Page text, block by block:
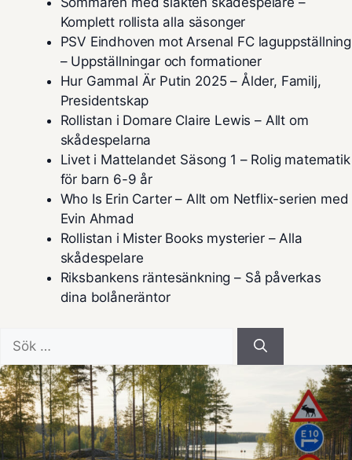
Komplett rollista alla säsonger
PSV Eindhoven mot Arsenal FC laguppställning
– Uppställningar och formationer
Hur Gammal Är Putin 2025 – Ålder, Familj,
Presidentskap
Rollistan i Domare Claire Lewis – Allt om
skådespelarna
Livet i Mattelandet Säsong 1 – Rolig matematik
för barn 6-9 år
Who Is Erin Carter – Allt om Netflix-serien med
Evin Ahmad
Rollistan i Mister Books mysterier – Alla
skådespelare
Riksbankens räntesänkning – Så påverkas
dina bolåneräntor
efter: